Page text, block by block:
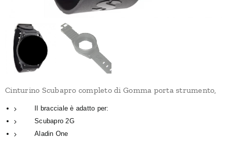
Cinturino Scubapro completo di Gomma porta strumento,
Il bracciale è adatto per:
Scubapro 2G
Aladin One